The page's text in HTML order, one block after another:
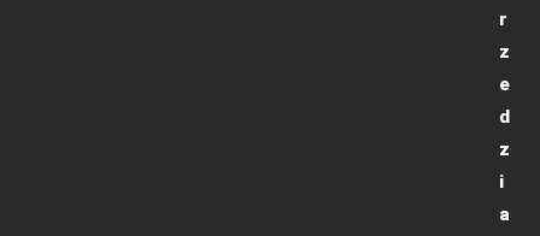
r
z
e
d
z
i
a